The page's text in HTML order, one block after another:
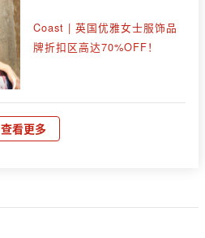
Coast | 英国优雅女士服饰品
牌折扣区高达70%OFF！
查看更多